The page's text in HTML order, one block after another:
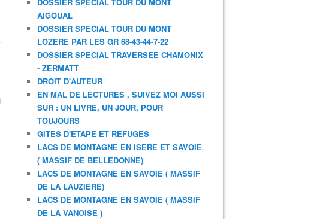
AIGOUAL
DOSSIER SPECIAL TOUR DU MONT
LOZERE PAR LES GR 68-43-44-7-22
DOSSIER SPECIAL TRAVERSEE CHAMONIX
- ZERMATT
DROIT D'AUTEUR
EN MAL DE LECTURES , SUIVEZ MOI AUSSI
SUR : UN LIVRE, UN JOUR, POUR
TOUJOURS
GITES D'ETAPE ET REFUGES
LACS DE MONTAGNE EN ISERE ET SAVOIE
( MASSIF DE BELLEDONNE)
LACS DE MONTAGNE EN SAVOIE ( MASSIF
DE LA LAUZIERE)
LACS DE MONTAGNE EN SAVOIE ( MASSIF
DE LA VANOISE )